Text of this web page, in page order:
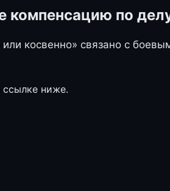
компенсацию по
косвенно» связано с
ссылке ниже.